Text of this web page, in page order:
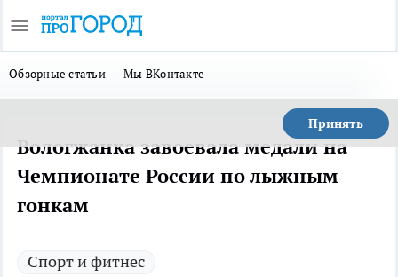
Обзорные статьи Мы ВКонтакте
Принять
Вологжанка завоевала медали на
Чемпионате России по лыжным
гонкам
Спорт и фитнес